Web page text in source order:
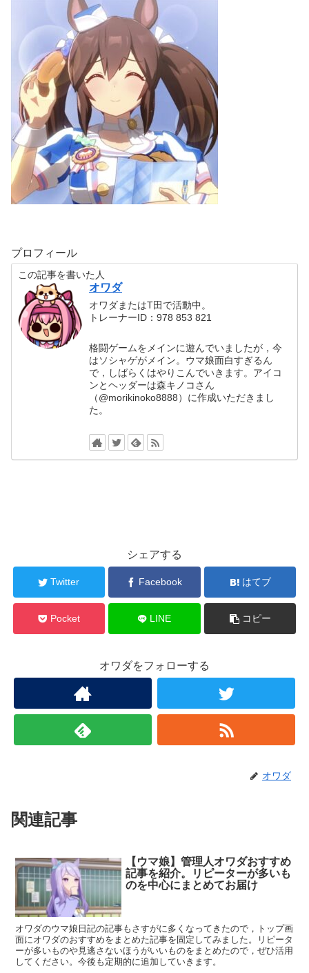
プロフィール
この記事を書いた人
オワダ
オワダまたはT田で活動中。
トレーナーID：978 853 821
格闘ゲームをメインに遊んでいましたが，今
はソシャゲがメイン。ウマ娘面白すぎるん
で，しばらくはやりこんでいきます。アイコ
ンとヘッダーは森キノコさん
（@morikinoko8888）に作成いただきまし
た。
シェアする
Twitter Facebook はてブ
Pocket LINE コピー
オワダをフォローする
オワダ
関連記事
【ウマ娘】管理人オワダおすすめ
記事を紹介。リピーターが多いも
のを中心にまとめてお届け
オワダのウマ娘日記の記事もさすがに多くなってきたので，トップ画
面にオワダのおすすめをまとめた記事を固定してみました。リピータ
ーが多いものや見逃さないほうがいいものをまとめたので，ぜひ活用
してください。今後も定期的に追加していきます。